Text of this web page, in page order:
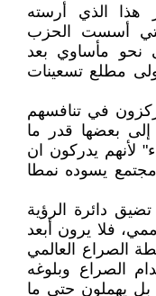
هذا الذي أرسته
التي أسست الحزب
نحو مأساوي بعد
مطلع تسعينات
في تنافسهم
إلى بعضها قدر ما
لأنهم يدركون ان
يسوده نمطا
دائرة الرؤية
فلا يرون أبعد
الصراع العالمي
الصراع وبلوغه
يهملون حتى ما